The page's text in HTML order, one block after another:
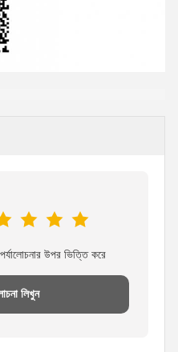
উপর ভিত্তি করে
লিখুন